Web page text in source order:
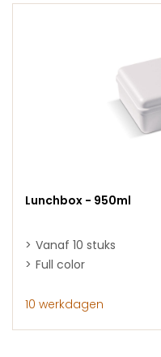
Lunchbox - 950ml
Vanaf 10 stuks
Full color
10 werkdagen